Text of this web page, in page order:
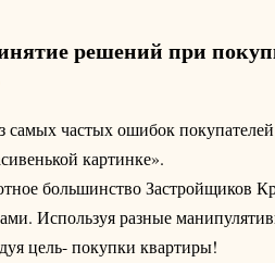
решений при
самых частых ошибок
картинке».
большинство Застройщиков
Используя разные
цель- покупки квартиры!